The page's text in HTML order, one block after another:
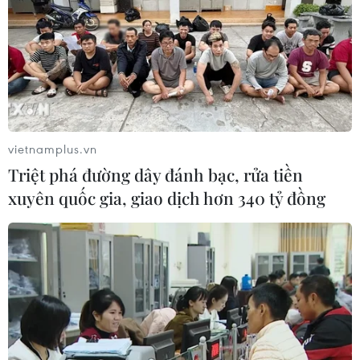
gia tăng sẽ hỗ trợ giá vào cuối năm.
Thị trường nông sản tuần qua: Giá gạo có
xu hướng tăng
vietnamplus.vn
Triệt phá đường dây đánh bạc, rửa tiền
xuyên quốc gia, giao dịch hơn 340 tỷ đồng